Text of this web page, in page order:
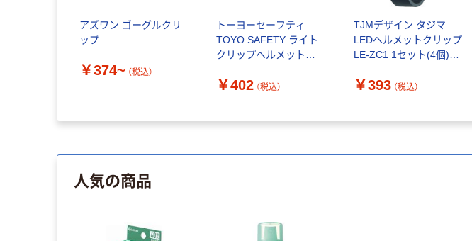
アズワン ゴーグルクリ
ップ
￥374~ （税込）
トーヨーセーフティ
TOYO SAFETY ライト
クリップヘルメット取
個）
￥402 （税込）
TJMデザイン タジマ
LEDヘルメットクリップ
LE-ZC1 1セット(4個)
￥393 （税込）
人気の商品